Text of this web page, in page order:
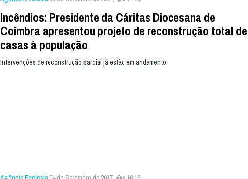
Incêndios: Presidente da Cáritas Diocesana de
Coimbra apresentou projeto de reconstrução total de
casas à população
Intervenções de reconstrução parcial já estão em andamento